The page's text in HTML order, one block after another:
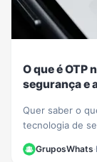
O que é OTP
segurança e
Quer saber o
tecnologia de
GruposWhats·